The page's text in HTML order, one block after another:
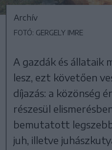
Archív
FOTÓ: GERGELY IMRE
A gazdák és állataik
lesz, ezt követően
díjazás: a közönség
részesül
bemutatott
juh, illetve